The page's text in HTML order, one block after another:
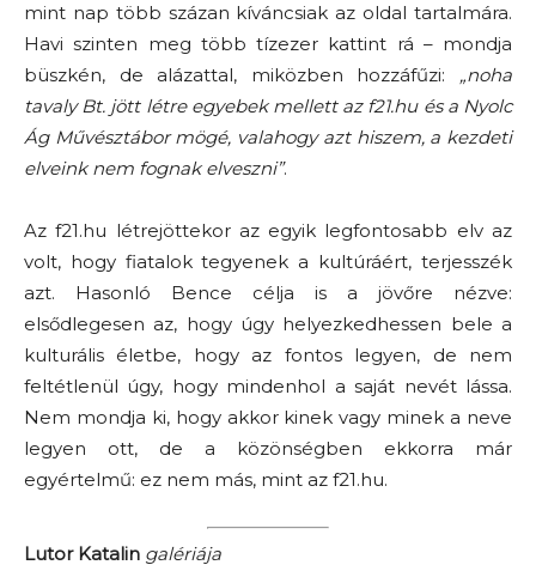
mint nap több százan kíváncsiak az oldal tartalmára.
Havi szinten meg több tízezer kattint rá – mondja
büszkén, de alázattal, miközben hozzáfűzi: „noha
tavaly Bt. jött létre egyebek mellett az f21.hu és a Nyolc
Ág Művésztábor mögé, valahogy azt hiszem, a kezdeti
elveink nem fognak elveszni”.
Az f21.hu létrejöttekor az egyik legfontosabb elv az
volt, hogy fiatalok tegyenek a kultúráért, terjesszék
azt. Hasonló Bence célja is a jövőre nézve:
elsődlegesen az, hogy úgy helyezkedhessen bele a
kulturális életbe, hogy az fontos legyen, de nem
feltétlenül úgy, hogy mindenhol a saját nevét lássa.
Nem mondja ki, hogy akkor kinek vagy minek a neve
legyen ott, de a közönségben ekkorra már
egyértelmű: ez nem más, mint az f21.hu.
Lutor Katalin galériája